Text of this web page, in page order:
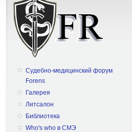
Судебно-медицинский форум
Forens
Галерея
Литсалон
Библиотека
Who's who в СМЭ